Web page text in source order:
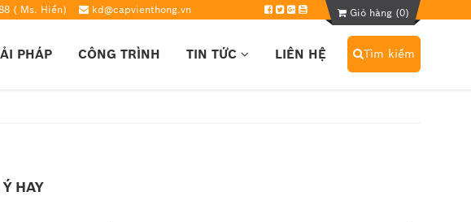
( Ms. Hiền) kd@capvienthong.vn Giỏ hàng (0)
PHÁP CÔNG TRÌNH TIN TỨC LIÊN HỆ Tìm kiếm
HAY